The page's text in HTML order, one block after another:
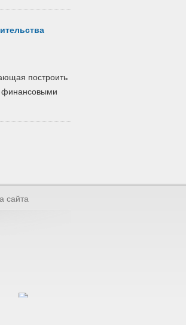
построить
финансовыми
сайта